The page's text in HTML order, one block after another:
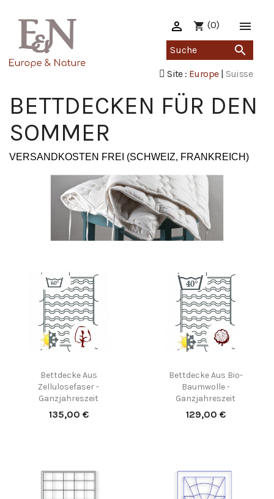

shopping_cart (0)

Site : Europe| Suisse

BETTDECKEN FÜR DEN
SOMMER
VERSANDKOSTEN FREI (SCHWEIZ, FRANKREICH)
Bettdecke Aus
Zellulosefaser -
Ganzjahreszeit
Preis
135,00 €
Bettdecke Aus Bio-
Baumwolle -
Ganzjahreszeit
Preis
129,00 €